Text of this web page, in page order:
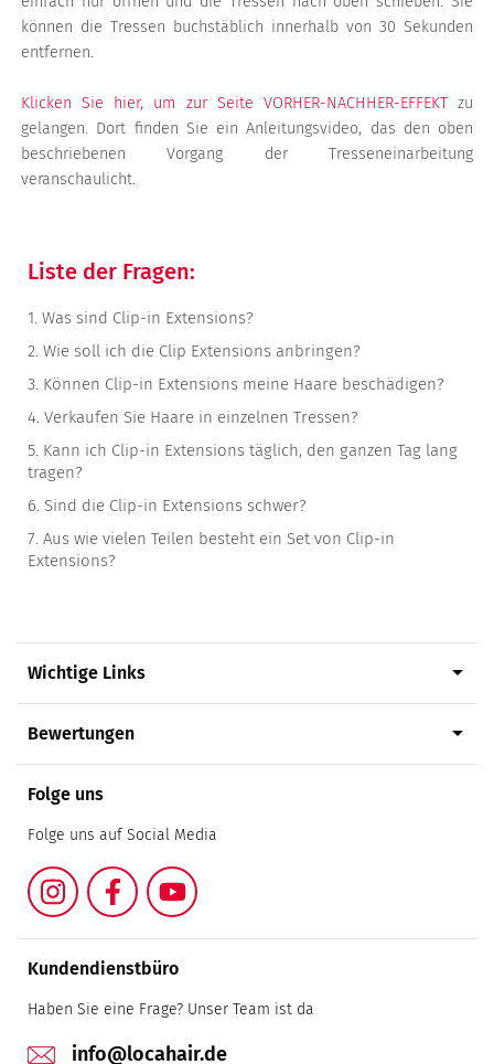
können die Tressen buchstäblich innerhalb von 30 Sekunden
entfernen.
Klicken Sie hier, um zur Seite VORHER-NACHHER-EFFEKTzu
gelangen. Dort finden Sie ein Anleitungsvideo, das den oben
beschriebenen Vorgang der Tresseneinarbeitung
veranschaulicht.
Liste der Fragen:
1. Was sind Clip-in Extensions?
2. Wie soll ich die Clip Extensions anbringen?
3. Können Clip-in Extensions meine Haare beschädigen?
4. Verkaufen Sie Haare in einzelnen Tressen?
5. Kann ich Clip-in Extensions täglich, den ganzen Tag lang
tragen?
6. Sind die Clip-in Extensions schwer?
7. Aus wie vielen Teilen besteht ein Set von Clip-in
Extensions?
Wichtige Links arrow_drop_down
Folge uns
Folge uns auf Social Media
InstagramFacebookYouTube
Bewertungen arrow_drop_down
Kundendienstbüro
Haben Sie eine Frage? Unser Team ist da
info@locahair.de